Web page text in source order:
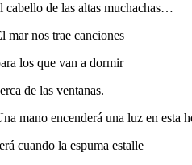
cabello de las altas muchachas…
mar nos trae canciones
los que van a dormir
de las ventanas.
mano encenderá una luz en esta
cuando la espuma estalle